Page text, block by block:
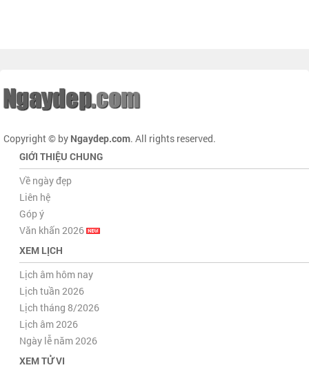
Copyright © by Ngaydep.com. All rights reserved.
GIỚI THIỆU CHUNG
Về ngày đẹp
Liên hệ
Góp ý
Văn khấn 2026
XEM LỊCH
Lịch âm hôm nay
Lịch tuần 2026
Lịch tháng 8/2026
Lịch âm 2026
Ngày lễ năm 2026
XEM TỬ VI